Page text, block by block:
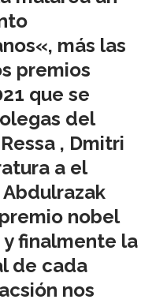
«, más las
premios
que se
del
, Dmitri
a el
nobel
y finalmente la
de cada
nos